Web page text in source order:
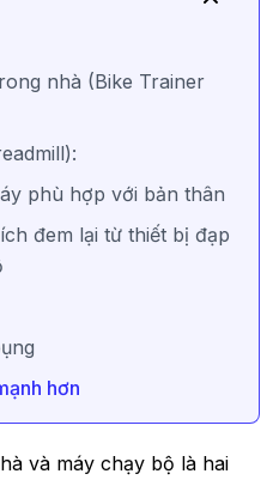
nhà (Bike Trainer
phù hợp với bản thân
đem lại từ thiết bị đạp
hơn
và máy chạy bộ là hai